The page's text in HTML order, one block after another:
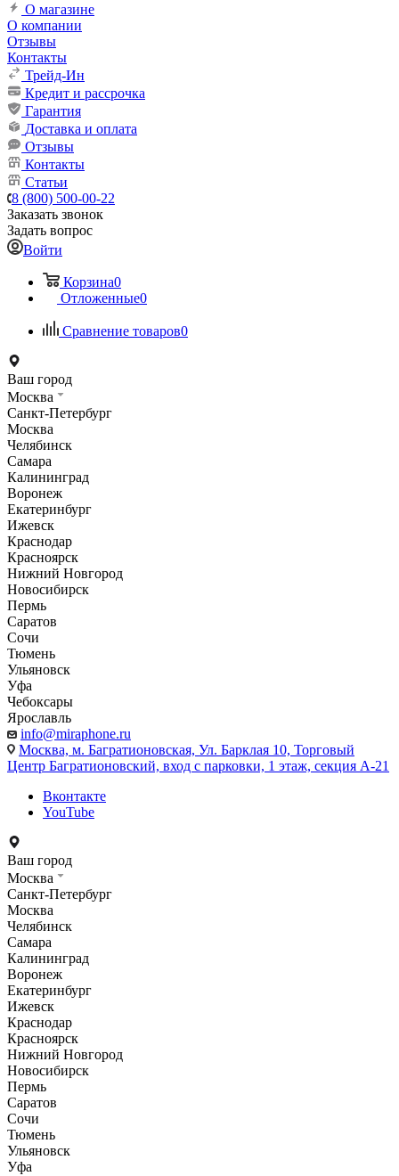
О магазине
О компании
Отзывы
Контакты
Трейд-Ин
Кредит и рассрочка
Гарантия
Доставка и оплата
Отзывы
Контакты
Статьи
8 (800) 500-00-22
Заказать звонок
Задать вопрос
Войти
Корзина0
Отложенные0
Сравнение товаров0
Ваш город
Москва
Санкт-Петербург
Москва
Челябинск
Самара
Калининград
Воронеж
Екатеринбург
Ижевск
Краснодар
Красноярск
Нижний Новгород
Новосибирск
Пермь
Саратов
Сочи
Тюмень
Ульяновск
Уфа
Чебоксары
Ярославль
info@miraphone.ru
Москва, м. Багратионовская, Ул. Барклая 10, Торговый
Центр Багратионовский, вход с парковки, 1 этаж, секция А-21
Вконтакте
YouTube
Ваш город
Москва
Санкт-Петербург
Москва
Челябинск
Самара
Калининград
Воронеж
Екатеринбург
Ижевск
Краснодар
Красноярск
Нижний Новгород
Новосибирск
Пермь
Саратов
Сочи
Тюмень
Ульяновск
Уфа